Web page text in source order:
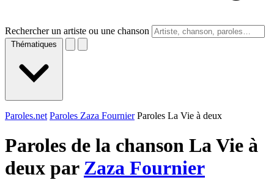
Rechercher un artiste ou une chanson
Thématiques
Paroles.net Paroles Zaza Fournier Paroles La Vie à deux
Paroles de la chanson La Vie à
deux par Zaza Fournier